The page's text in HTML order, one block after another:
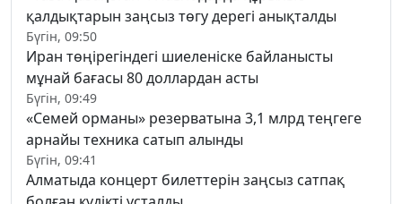
қалдықтарын заңсыз төгу дерегі анықталды
Бүгін, 09:50
Иран төңірегіндегі шиеленіске байланысты
мұнай бағасы 80 доллардан асты
Бүгін, 09:49
«Семей орманы» резерватына 3,1 млрд теңгеге
арнайы техника сатып алынды
Бүгін, 09:41
Алматыда концерт билеттерін заңсыз сатпақ